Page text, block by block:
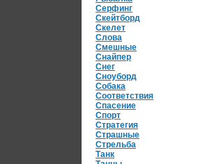
Серфинг
Скейтборд
Скелет
Слова
Смешные
Снайпер
Снег
Сноуборд
Собака
Соответствия
Спасение
Спорт
Стратегия
Страшные
Стрельба
Танк